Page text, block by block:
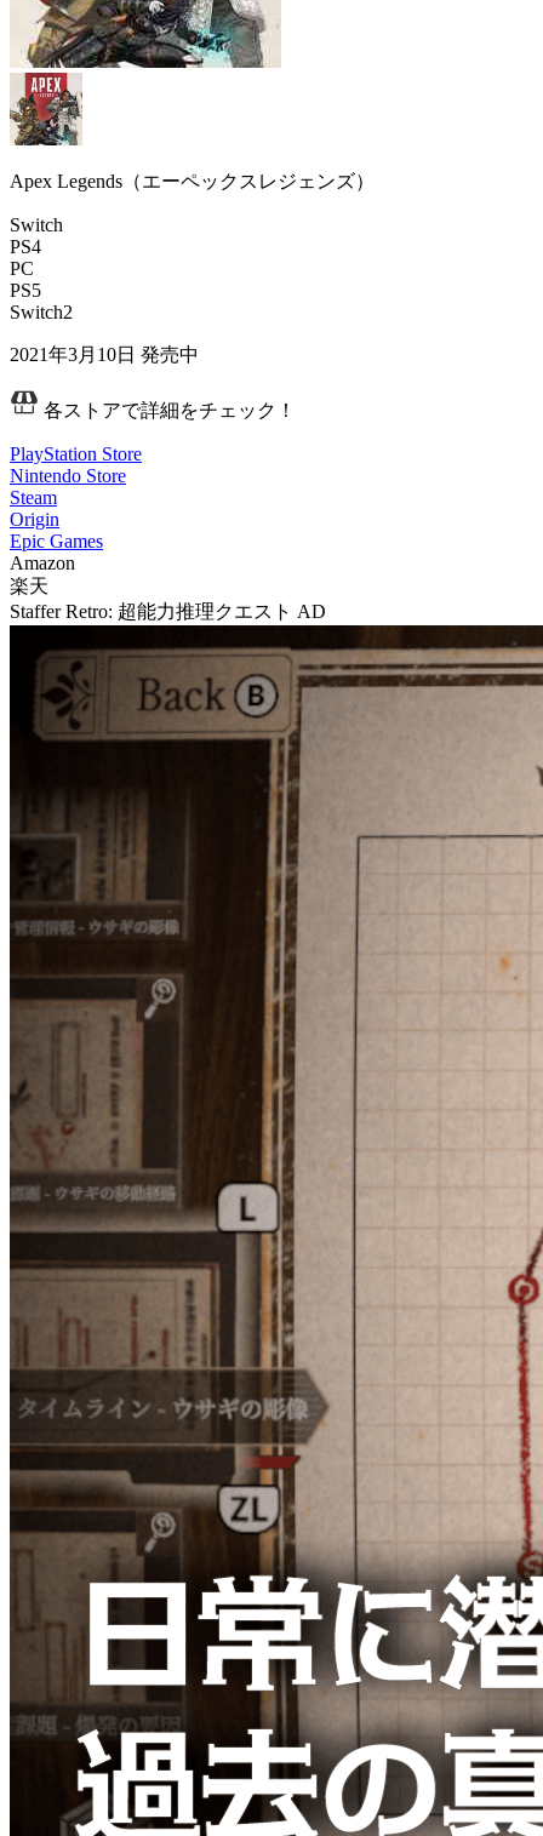
Apex Legends（エーペックスレジェンズ）
Switch
PS4
PC
PS5
Switch2
2021年3月10日 発売中
各ストアで詳細をチェック！
PlayStation Store
Nintendo Store
Steam
Origin
Epic Games
Amazon
楽天
Staffer Retro: 超能力推理クエスト AD